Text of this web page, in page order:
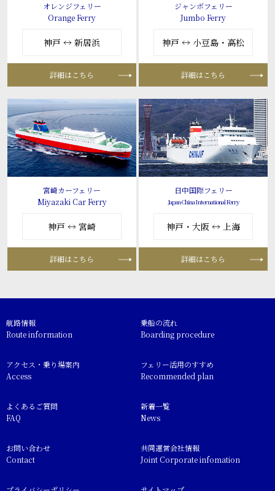
オレンジフェリー
Orange Ferry
神戸 ↔ 新居浜
詳細はこちら
ジャンボフェリー
Jumbo Ferry
神戸 ↔ 小豆島・高松
詳細はこちら
宮崎カーフェリー
Miyazaki Car Ferry
神戸 ↔ 宮崎
詳細はこちら
日中国際フェリー
Japan-China International Ferry
神戸・大阪 ↔ 上海
詳細はこちら
航路情報
Route information
乗船の流れ
Boarding procedure
アクセス・乗り場案内
Access
フェリー活用のすすめ
Recommended plan
よくあるご質問
FAQ
新着一覧
News
お問い合わせ
Contact
共同運営会社情報
Joint Corporate infomation